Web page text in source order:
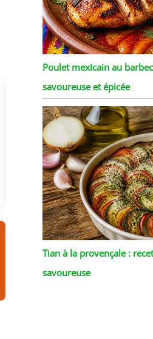
Poulet mexicain au
savoureuse et épicée
Tian à la provençale :
savoureuse